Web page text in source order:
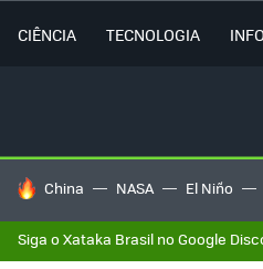
CIÊNCIA TECNOLOGIA
TENDÊNCIAS DO DIA
China NASA El Niño
Siga o Xataka Brasil no Google